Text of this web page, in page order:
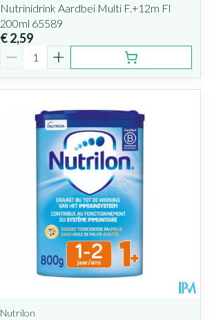
Nutrinidrink Aardbei Multi F.+12m Fl
200ml 65589
€ 2,59
Nutrilon